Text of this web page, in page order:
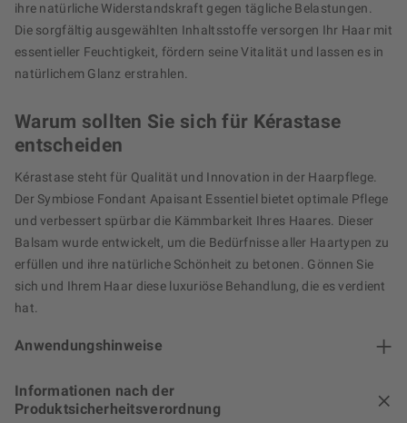
ihre natürliche Widerstandskraft gegen tägliche Belastungen.
Die sorgfältig ausgewählten Inhaltsstoffe versorgen Ihr Haar mit
essentieller Feuchtigkeit, fördern seine Vitalität und lassen es in
natürlichem Glanz erstrahlen.
Warum sollten Sie sich für Kérastase
entscheiden
Kérastase steht für Qualität und Innovation in der Haarpflege.
Der Symbiose Fondant Apaisant Essentiel bietet optimale Pflege
und verbessert spürbar die Kämmbarkeit Ihres Haares. Dieser
Balsam wurde entwickelt, um die Bedürfnisse aller Haartypen zu
erfüllen und ihre natürliche Schönheit zu betonen. Gönnen Sie
sich und Ihrem Haar diese luxuriöse Behandlung, die es verdient
hat.
Anwendungshinweise
Informationen nach der
Produktsicherheitsverordnung